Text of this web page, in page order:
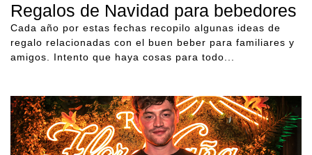
Regalos de Navidad para bebedores
Cada año por estas fechas recopilo algunas ideas de
regalo relacionadas con el buen beber para familiares y
amigos. Intento que haya cosas para todo...